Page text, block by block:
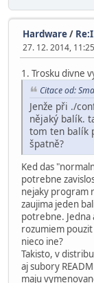
Hardware/
27. 12. 2014,
1. Trosku divne
Citace od:
Jenže při ./
nějaký balík.
tom ten balík
špatně?
Ked das
potrebne
nejaky program
zaujima jeden
potrebne. Jedna
rozumiem
nieco ine?
Takisto, v
aj subory
maju